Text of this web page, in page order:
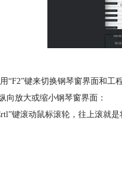
“F2”键来切换钢琴窗界面和工
向放大或缩小钢琴窗界面：
键滚动鼠标滚轮，往上滚就